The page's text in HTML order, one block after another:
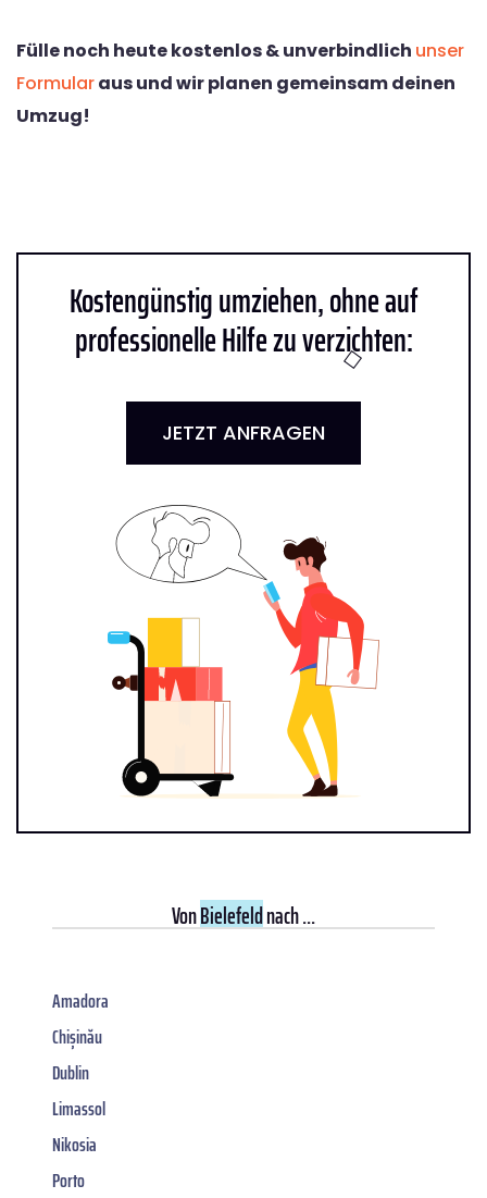
Fülle noch heute kostenlos & unverbindlich unser
Formularaus und wir planen gemeinsam deinen
Umzug!
Kostengünstig umziehen, ohne auf
professionelle Hilfe zu verzichten:
JETZT ANFRAGEN
VonBielefeldnach ...
Amadora
Chișinău
Dublin
Limassol
Nikosia
Porto